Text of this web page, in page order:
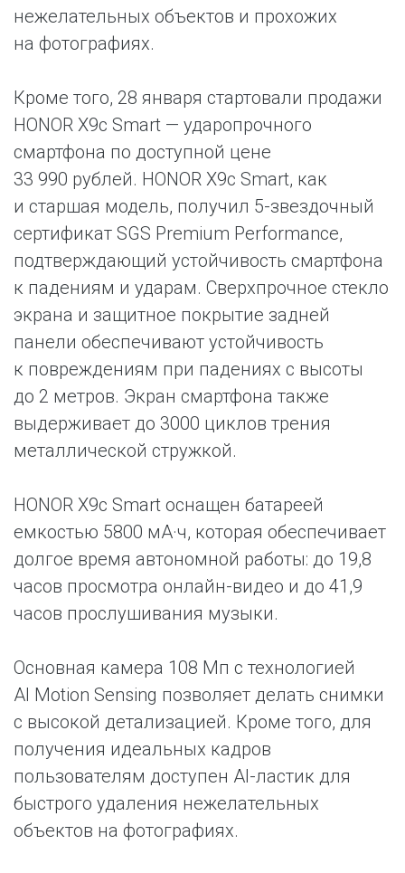
нежелательных объектов и прохожих
на фотографиях.
Кроме того, 28 января стартовали продажи
HONOR X9c Smart — ударопрочного
смартфона по доступной цене
33 990 рублей. HONOR X9c Smart, как
и старшая модель, получил 5-звездочный
сертификат SGS Premium Performance,
подтверждающий устойчивость смартфона
к падениям и ударам. Сверхпрочное стекло
экрана и защитное покрытие задней
панели обеспечивают устойчивость
к повреждениям при падениях с высоты
до 2 метров. Экран смартфона также
выдерживает до 3000 циклов трения
металлической стружкой.
HONOR X9c Smart оснащен батареей
емкостью 5800 мА·ч, которая обеспечивает
долгое время автономной работы: до 19,8
часов просмотра онлайн-видео и до 41,9
часов прослушивания музыки.
Основная камера 108 Мп с технологией
AI Motion Sensing позволяет делать снимки
с высокой детализацией. Кроме того, для
получения идеальных кадров
пользователям доступен AI-ластик для
быстрого удаления нежелательных
объектов на фотографиях.